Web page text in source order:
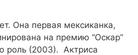
Она первая мексиканка,
на премию “Оскар”
роль (2003). Актриса